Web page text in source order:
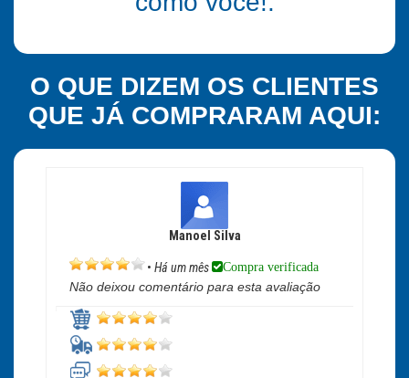
O QUE DIZEM OS CLIENTES
QUE JÁ COMPRARAM AQUI:
Manoel Silva
• Há um mês Compra verificada
Não deixou comentário para esta avaliação